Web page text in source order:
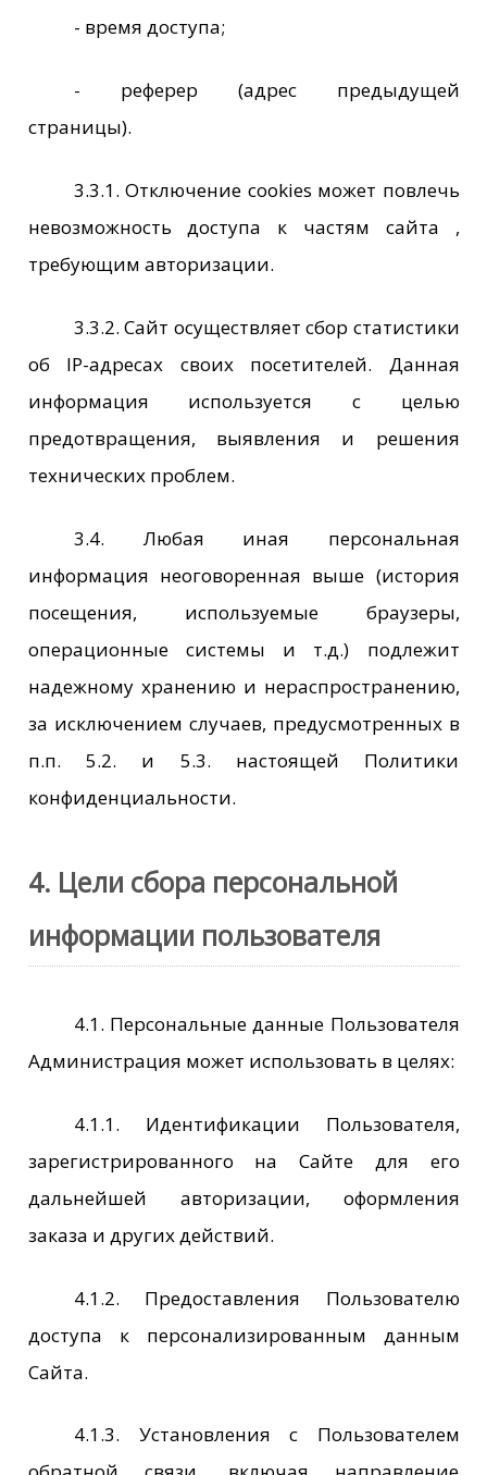
- время доступа;
- реферер (адрес предыдущей
страницы).
3.3.1. Отключение cookies может повлечь
невозможность доступа к частям сайта ,
требующим авторизации.
3.3.2. Сайт осуществляет сбор статистики
об IP-адресах своих посетителей. Данная
информация используется с целью
предотвращения, выявления и решения
технических проблем.
3.4. Любая иная персональная
информация неоговоренная выше (история
посещения, используемые браузеры,
операционные системы и т.д.) подлежит
надежному хранению и нераспространению,
за исключением случаев, предусмотренных в
п.п. 5.2. и 5.3. настоящей Политики
конфиденциальности.
4. Цели сбора персональной
информации пользователя
4.1. Персональные данные Пользователя
Администрация может использовать в целях:
4.1.1. Идентификации Пользователя,
зарегистрированного на Сайте для его
дальнейшей авторизации, оформления
заказа и других действий.
4.1.2. Предоставления Пользователю
доступа к персонализированным данным
Сайта.
4.1.3. Установления с Пользователем